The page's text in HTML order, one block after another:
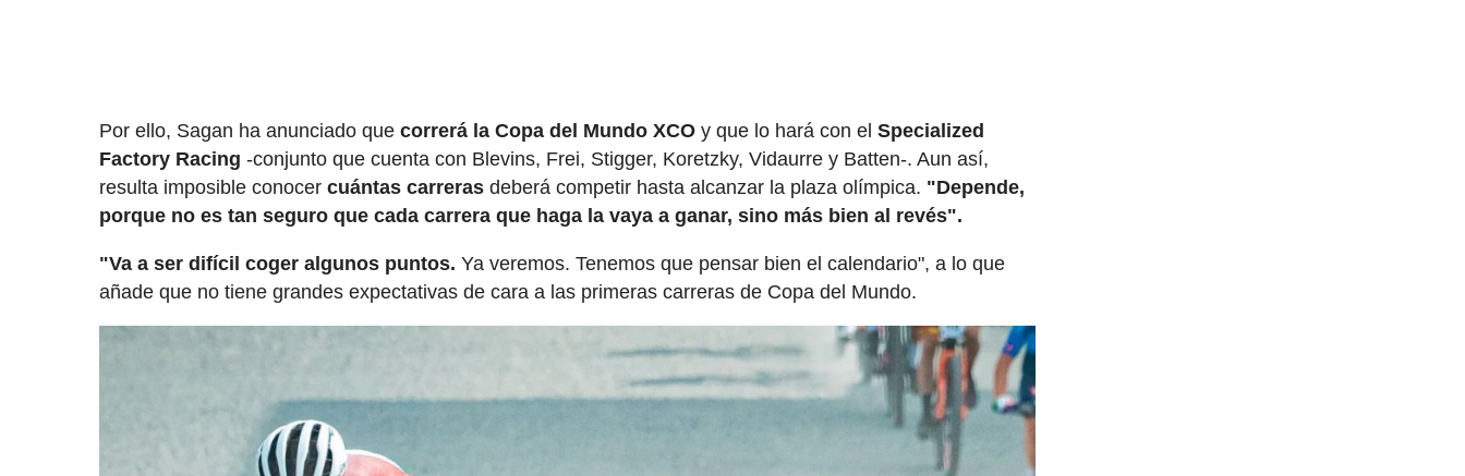
Por ello, Sagan ha anunciado quecorrerá la Copa del Mundo XCO y que lo hará con elSpecialized
Factory Racing -conjunto que cuenta con Blevins, Frei, Stigger, Koretzky, Vidaurre y Batten-. Aun así,
resulta imposible conocercuántas carreras deberá competir hasta alcanzar la plaza olímpica. "Depende,
porque no es tan seguro que cada carrera que haga la vaya a ganar, sino más bien al revés".
"Va a ser difícil coger algunos puntos. Ya veremos. Tenemos que pensar bien el calendario", a lo que
añade que no tiene grandes expectativas de cara a las primeras carreras de Copa del Mundo.